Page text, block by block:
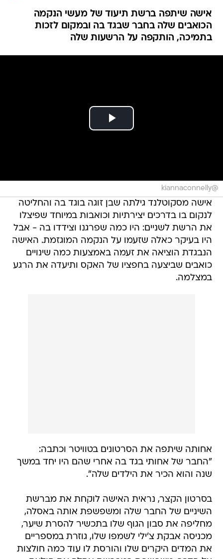
אישה שיתפה ברשת תיעוד של מעשי הנקמה
הכואבים שלה בחבר שבגד בה ובמקום לזכות
בתמיכה, הותקפה על הרשעות שלה
@kiannaconnelly
אישה מסקוטלנד גילתה שבן זוגה בוגד בה והחליטה
לנקום בו בדרכים יצירתיות וכואבות במיוחד שפיצלו
את הרשת לשניים: היו כמה שפרגנו וצידדו בה - אבל
היו בעיקר כאלה שזעמו על הנקמה המוגזמת. האישה
הנבגדת הוציאה את זעמה באמצעות כמה שינויים
כואבים שביצעה בחפציו של האקס ותיעדה את הרגע
במצלמה.
אחותה שיתפה את הסרטונים בטוויטר וכתבה:
"החבר של אחותי בגד בה אחרי שהם היו יחד במשך
שנה והוא הכיר את הילדים שלה".
בסרטון הקצר, נראית האישה לוקחת את מברשת
השיניים של החבר שלה ומשפשפת אותה באסלה,
מחליפה את סבון הגוף שלו בתכשיר להסרת שיער,
מכניסה אבקת צ'ילי לשמפו שלו, גוזרת במספריים
את המדים היקרים שלו והורסת לו עוד כמה חולצות